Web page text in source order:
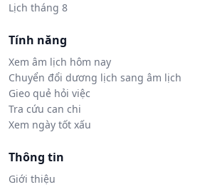
Lịch tháng 8
Tính năng
Xem âm lịch hôm nay
Chuyển đổi dương lịch sang âm lịch
Gieo quẻ hỏi việc
Tra cứu can chi
Xem ngày tốt xấu
Thông tin
Giới thiệu